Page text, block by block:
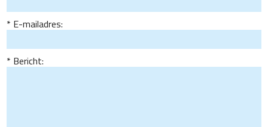
E-mailadres:
Bericht: